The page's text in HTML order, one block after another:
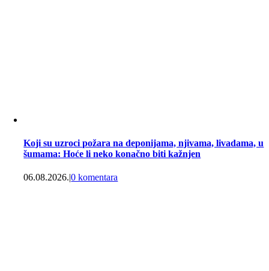
Koji su uzroci požara na deponijama, njivama, livadama, u
šumama: Hoće li neko konačno biti kažnjen
06.08.2026.|0 komentara